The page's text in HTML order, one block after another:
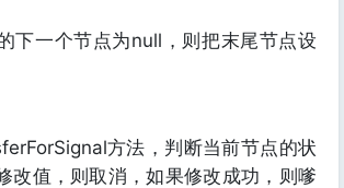
下一个节点为null，则把末尾节点设
方法，判断当前节点的状
改值，则取消，如果修改成功，则嗲